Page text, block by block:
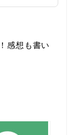
感想も書い